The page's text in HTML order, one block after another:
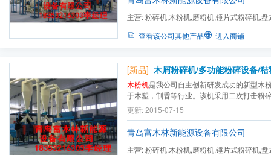
主营:粉碎机,木粉机,磨粉机,锤片式粉碎机,
查看该公司其他产品 进入商铺
[新品]
木粉机是我公司自主创新研发成功的新型木
于木塑，制香等行业。该机采用二次打击粉
理，解决了纤维状特性的物料在通用粉碎机
者难以稳定连续通过粉碎机筛网的难题。基
板、锤片转子、锤片和固定在锤片转子周围
作...
更新: 2015-07-15
青岛富木林新能源设备有限公司
主营:粉碎机,木粉机,磨粉机,锤片式粉碎机,